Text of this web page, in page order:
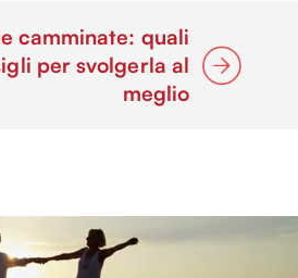
camminate: quali
per svolgerla al
meglio